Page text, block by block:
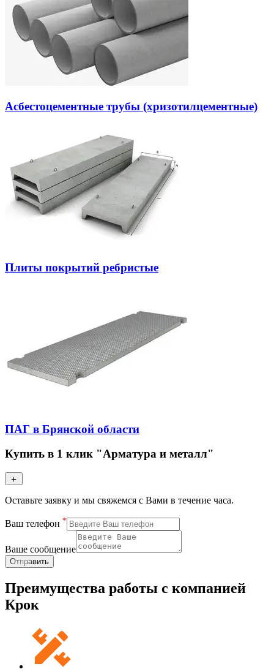
Асбестоцементные трубы (хризотилцементные)
Плиты покрытий ребристые
ПАГ в Брянской области
Купить в 1 клик "Арматура и металл"
Оставьте заявку и мы свяжемся с Вами в течение часа.
Ваш телефон *
Ваше сообщение
Отправить
Преимущества работы с компанией
Крок